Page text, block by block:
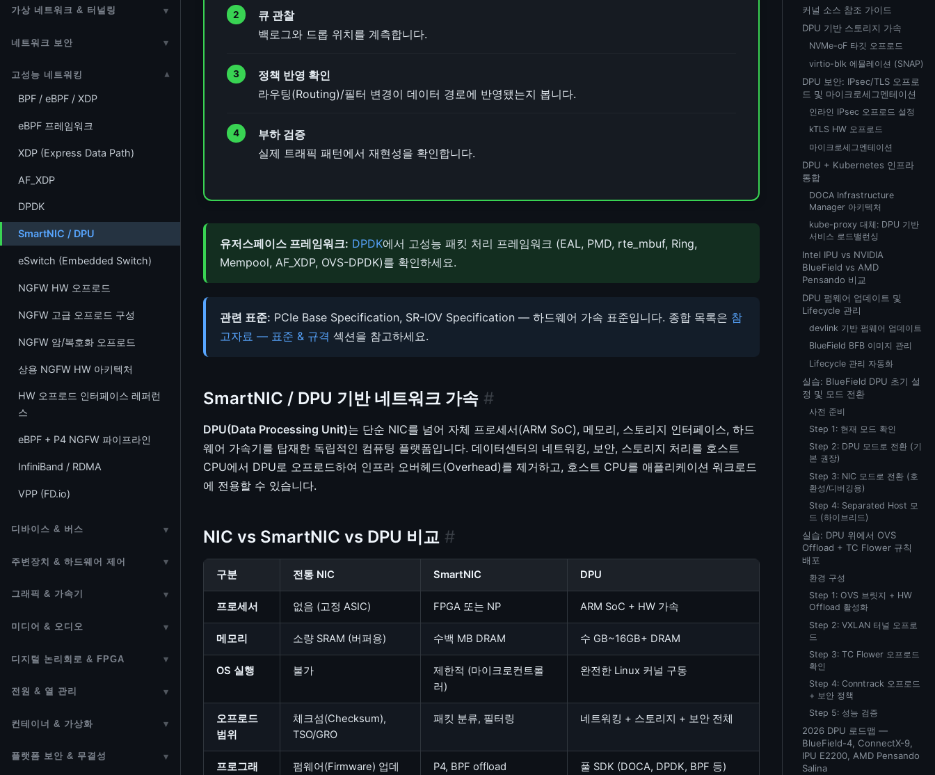
VMA / mmap
Killer)
메모리 컴팩션 (Memory
Compaction)
페이지 회수 (vmscan)
KSM (동일 페이지 병합)
DAMON (데이터 접근 모니터)
스와핑 서브시스템
zswap (압축 스왑 캐시)
shmem / tmpfs
memfd (메모리 파일 디스크립터)
HMM (이기종 메모리)
CXL 메모리
Wait/Wound Mutex
Lockdep
Atomic 연산
kref / refcount_t
Per-CPU 변수
메모리 배리어
RCU (Read-Copy-Update)
Futex (Fast Userspace Mutex)
Lock-free 자료구조
동시성 디버깅
RSEQ (Restartable Sequences)
APIC (Advanced Programmable
Interrupt Controller)
IPI (Inter-Processor Interrupt)
NMI (Non-Maskable Interrupt)
MCE (Machine Check
Notifier Chain
Min-Heap
Interval Tree
plist (Priority-Sorted List)
Btrfs
XFS
JFFS2
procfs / sysfs / debugfs
seq_file 인터페이스
FUSE (Filesystem in Userspace)
OverlayFS
NFS
ksmbd (SMB3 커널 서버)
CephFS 커널 클라이언트
NTFS
SquashFS / EROFS
FAT (FAT12/16/32, VFAT)
exFAT
Readahead & Prefetch
SCSI / iSCSI
SATA / AHCI
eMMC / MMC 서브시스템
UFS (Universal Flash Storage)
MTD (Flash)
NVMe (Non-Volatile Memory
LIO 타겟 프레임워크
검증
dm-integrity — 블록 무결성 보호
dm-crypt — 블록 암호화
DRBD 분산 복제 블록 디바이스
io_uring
이더넷 PHY (Physical Layer)
이더넷 PHY 드라이버 개발
Wireless
Bluetooth
sk_buff
NAPI (New API)
GSO / GRO 네트워크 오프로드
네트워크 디바이스 드라이버
(net_device)
IP (IPv4/IPv6)
ICMP
TCP
UDP
SCTP
네트워크 패킷 흐름 & 디버깅
패킷 캡처 (tcpdump / libpcap)
ethtool
io_uring 네트워킹
PTP (IEEE 1588)
Translation)
Netfilter
conntrack 헬퍼 (ALG)
Netfilter Flowtable
NFQUEUE & DPI
IPVS 로드밸런싱
TPROXY (투명 프록시)
TPROXY 실습 랩
TC (Traffic Control)
패킷 분류 알고리즘
가상 네트워크 & 터널링 ▾
TUN/TAP
네트워크 네임스페이스
GRE (Generic Routing
Encapsulation)
L2TP
TUN/TAP
L3 Master Device (VRF)
DSA Tagging
Open vSwitch (OVS)
devlink
네트워크 보안 ▾
IPSec & xfrm
WireGuard
kTLS
eBPF 보안 정책
MACsec (IEEE 802.1AE)
firewalld
고성능 네트워킹 ▾
BPF / eBPF / XDP
eBPF 프레임워크
XDP (Express Data Path)
AF_XDP
DPDK
SmartNIC / DPU
eSwitch (Embedded Switch)
NGFW HW 오프로드
NGFW 고급 오프로드 구성
NGFW 암/복호화 오프로드
상용 NGFW HW 아키텍처
HW 오프로드 인터페이스 레퍼런
스
eBPF + P4 NGFW 파이프라인
InfiniBand / RDMA
VPP (FD.io)
디바이스 & 버스 ▾
Device)
SR-IOV
NTB (Non-Transparent Bridge)
주변장치 & 하드웨어 제어 ▾
GPIO / pinctrl
CAN Bus
Serial / TTY
그래픽 & 가속기 ▾
GPU 컴퓨팅 (GPGPU)
프레임버퍼 (fbdev)
drm_sched (GPU 스케줄러)
미디어 & 오디오 ▾
디지털 논리회로 & FPGA ▾
Language)
FPGA (Field-Programmable
전원 & 열 관리 ▾
컨테이너 & 가상화 ▾
플랫폼 보안 & 무결성 ▾
큐 관찰
백로그와 드롭 위치를 계측합니다.
정책 반영 확인
라우팅(Routing)/필터 변경이 데이터 경로에 반영됐는지 봅니다.
부하 검증
실제 트래픽 패턴에서 재현성을 확인합니다.
유저스페이스 프레임워크: DPDK에서 고성능 패킷 처리 프레임워크 (EAL, PMD, rte_mbuf, Ring,
Mempool, AF_XDP, OVS-DPDK)를 확인하세요.
관련 표준: PCIe Base Specification, SR-IOV Specification — 하드웨어 가속 표준입니다. 종합 목록은 참
고자료 — 표준 & 규격 섹션을 참고하세요.
SmartNIC / DPU 기반 네트워크 가속 #
DPU(Data Processing Unit)는 단순 NIC를 넘어 자체 프로세서(ARM SoC), 메모리, 스토리지 인터페이스, 하드
웨어 가속기를 탑재한 독립적인 컴퓨팅 플랫폼입니다. 데이터센터의 네트워킹, 보안, 스토리지 처리를 호스트
CPU에서 DPU로 오프로드하여 인프라 오버헤드(Overhead)를 제거하고, 호스트 CPU를 애플리케이션 워크로드
에 전용할 수 있습니다.
NIC vs SmartNIC vs DPU 비교 #
구분 전통 NIC SmartNIC DPU
프로세서 없음 (고정 ASIC) FPGA 또는 NP ARM SoC + HW 가속
메모리 소량 SRAM (버퍼용) 수백 MB DRAM 수 GB~16GB+ DRAM
OS 실행 불가
제한적 (마이크로컨트롤
러)
완전한 Linux 커널 구동
오프로드
범위
체크섬(Checksum),
TSO/GRO
패킷 분류, 필터링 네트워킹 + 스토리지 + 보안 전체
프로그래
펌웨어(Firmware) 업데
P4, BPF offload 풀 SDK (DOCA, DPDK, BPF 등)
커널 소스 참조 가이드
DPU 기반 스토리지 가속
NVMe-oF 타깃 오프로드
virtio-blk 에뮬레이션 (SNAP)
DPU 보안: IPsec/TLS 오프로
드 및 마이크로세그멘테이션
인라인 IPsec 오프로드 설정
kTLS HW 오프로드
마이크로세그멘테이션
DPU + Kubernetes 인프라
통합
DOCA Infrastructure
Manager 아키텍처
kube-proxy 대체: DPU 기반
서비스 로드밸런싱
Intel IPU vs NVIDIA
BlueField vs AMD
Pensando 비교
DPU 펌웨어 업데이트 및
Lifecycle 관리
devlink 기반 펌웨어 업데이트
BlueField BFB 이미지 관리
Lifecycle 관리 자동화
실습: BlueField DPU 초기 설
정 및 모드 전환
사전 준비
Step 1: 현재 모드 확인
Step 2: DPU 모드로 전환 (기
본 권장)
Step 3: NIC 모드로 전환 (호
환성/디버깅용)
Step 4: Separated Host 모
드 (하이브리드)
실습: DPU 위에서 OVS
Offload + TC Flower 규칙
배포
환경 구성
Step 1: OVS 브릿지 + HW
Offload 활성화
Step 2: VXLAN 터널 오프로
드
Step 3: TC Flower 오프로드
확인
Step 4: Conntrack 오프로드
+ 보안 정책
Step 5: 성능 검증
2026 DPU 로드맵 —
BlueField-4, ConnectX-9,
IPU E2200, AMD Pensando
Salina